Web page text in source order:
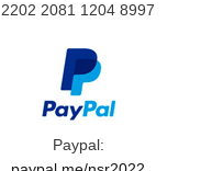
2202 2081 1204 8997
Paypal: